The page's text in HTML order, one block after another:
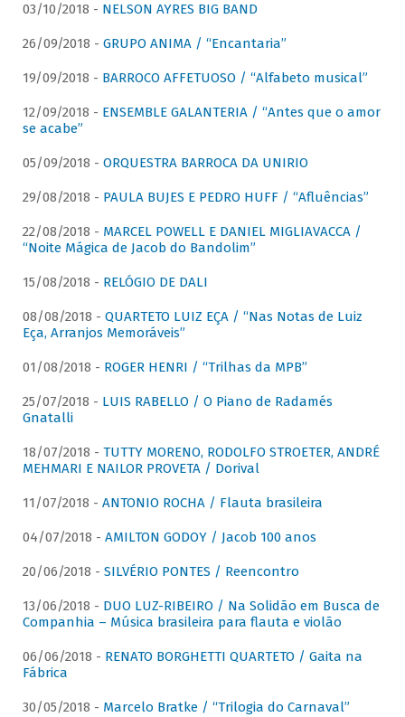
03/10/2018 - NELSON AYRES BIG BAND
26/09/2018 - GRUPO ANIMA / “Encantaria”
19/09/2018 - BARROCO AFFETUOSO / “Alfabeto musical”
12/09/2018 - ENSEMBLE GALANTERIA / “Antes que o amor
se acabe”
05/09/2018 - ORQUESTRA BARROCA DA UNIRIO
29/08/2018 - PAULA BUJES E PEDRO HUFF / “Afluências”
22/08/2018 - MARCEL POWELL E DANIEL MIGLIAVACCA /
“Noite Mágica de Jacob do Bandolim”
15/08/2018 - RELÓGIO DE DALI
08/08/2018 - QUARTETO LUIZ EÇA / “Nas Notas de Luiz
Eça, Arranjos Memoráveis”
01/08/2018 - ROGER HENRI / “Trilhas da MPB”
25/07/2018 - LUIS RABELLO / O Piano de Radamés
Gnatalli
18/07/2018 - TUTTY MORENO, RODOLFO STROETER, ANDRÉ
MEHMARI E NAILOR PROVETA / Dorival
11/07/2018 - ANTONIO ROCHA / Flauta brasileira
04/07/2018 - AMILTON GODOY / Jacob 100 anos
20/06/2018 - SILVÉRIO PONTES / Reencontro
13/06/2018 - DUO LUZ-RIBEIRO / Na Solidão em Busca de
Companhia – Música brasileira para flauta e violão
06/06/2018 - RENATO BORGHETTI QUARTETO / Gaita na
Fábrica
30/05/2018 - Marcelo Bratke / “Trilogia do Carnaval”